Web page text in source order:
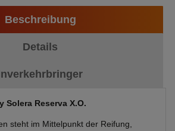
Beschreibung
Details
Solera Reserva X.O.
steht im Mittelpunkt der Reifung,